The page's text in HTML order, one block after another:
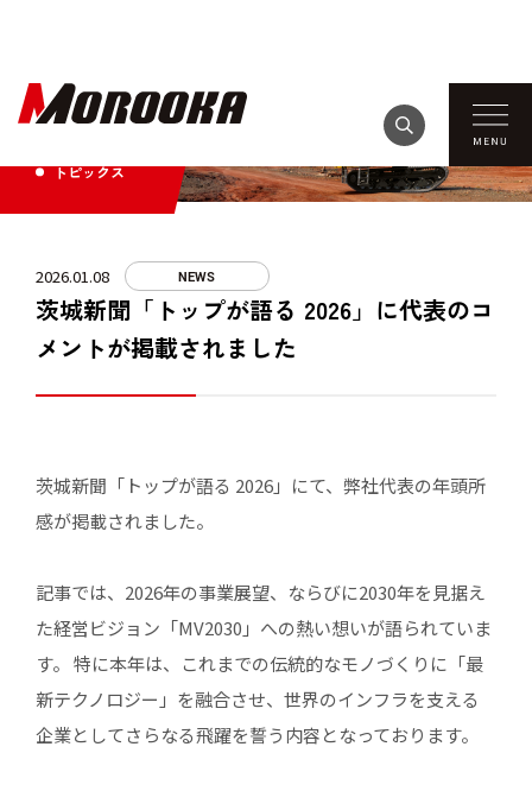
トピックス
2026.01.08 NEWS
茨城新聞「トップが語る 2026」に代表のコ
メントが掲載されました
茨城新聞「トップが語る 2026」にて、弊社代表の年頭所
感が掲載されました。
記事では、2026年の事業展望、ならびに2030年を見据え
た経営ビジョン「MV2030」への熱い想いが語られていま
す。 特に本年は、これまでの伝統的なモノづくりに「最
新テクノロジー」を融合させ、世界のインフラを支える
企業としてさらなる飛躍を誓う内容となっております。